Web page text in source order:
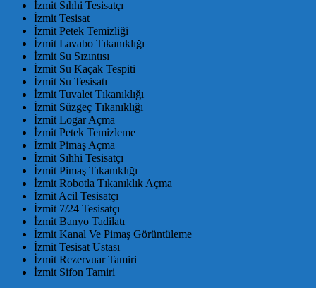
İzmit Sıhhi Tesisatçı
İzmit Tesisat
İzmit Petek Temizliği
İzmit Lavabo Tıkanıklığı
İzmit Su Sızıntısı
İzmit Su Kaçak Tespiti
İzmit Su Tesisatı
İzmit Tuvalet Tıkanıklığı
İzmit Süzgeç Tıkanıklığı
İzmit Logar Açma
İzmit Petek Temizleme
İzmit Pimaş Açma
İzmit Sıhhi Tesisatçı
İzmit Pimaş Tıkanıklığı
İzmit Robotla Tıkanıklık Açma
İzmit Acil Tesisatçı
İzmit 7/24 Tesisatçı
İzmit Banyo Tadilatı
İzmit Kanal Ve Pimaş Görüntüleme
İzmit Tesisat Ustası
İzmit Rezervuar Tamiri
İzmit Sifon Tamiri